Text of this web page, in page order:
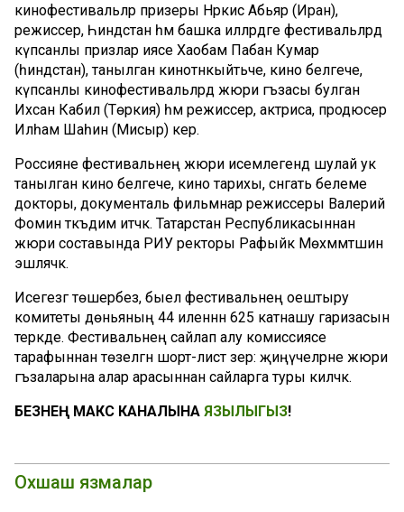
кинофестивальләр призеры Нәркис Абьяр (Иран),
режиссер, Һиндстан һәм башка илләрдәге фестивальләрдә
күпсанлы призлар иясе Хаобам Пабан Кумар
(һиндстан), танылган кинотәнкыйтьче, кино белгече,
күпсанлы кинофестивальләрдә жюри әгъзасы булган
Ихсан Кабил (Төркия) һәм режиссер, актриса, продюсер
Илһам Шаһин (Мисыр) керә.
Россияне фестивальнең жюри исемлегендә шулай ук
танылган кино белгече, кино тарихы, сәнгать белеме
докторы, документаль фильмнар режиссеры Валерий
Фомин тәкъдим итәчәк. Татарстан Республикасыннан
жюри составында РИУ ректоры Рафыйк Мөхәммәтшин
эшләячәк.
Исегезгә төшерәбез, быел фестивальнең оештыру
комитеты дөньяның 44 иленнән 625 катнашу гаризасын
теркәде. Фестивальнең сайлап алу комиссиясе
тарафыннан төзелгән шорт-лист әзер: җиңүчеләрне жюри
әгъзаларына алар арасыннан сайларга туры киләчәк.
БЕЗНЕҢ МАКС КАНАЛЫНА ЯЗЫЛЫГЫЗ!
Охшаш язмалар